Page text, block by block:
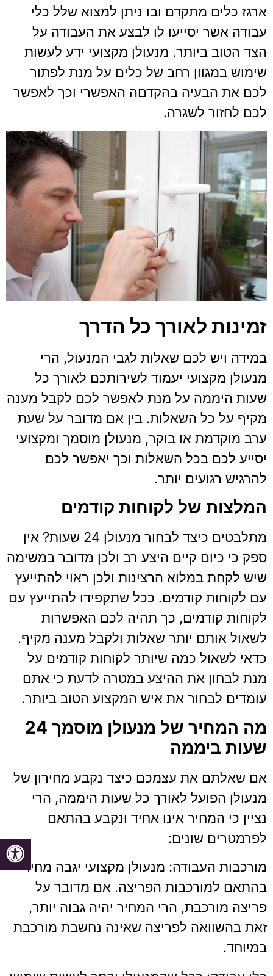
ארגז כלים מתקדם ובו ניתן למצוא שלל כלי
עבודה אשר יסייעו לו לבצע את העבודה על
הצד הטוב ביותר. מנעולן מקצועי ידע לעשות
שימוש במגוון רחב של כלים על מנת לפתור
לכם את הבעיה בהקדםה האפשרי וכך לאפשר
לכם לחזור לשגרה.
זמינות לאורך כל הדרך
במידה ויש לכם שאלות לגבי המנעול, הרי
מנעולן מקצועי יעמוד לשירותכם לאורך כל
שעות היממה על מנת לאפשר לכם לקבל מענה
מקיף על כל השאלות. בין אם מדובר על שעת
ערב מוקדמת או בוקר, מנעולן מוסמך ומקצועי
יסייע לכם בכל השאלות וכך יאפשר לכם
להרגיש רגועים יותר.
המלצות של לקוחות קודמים
מתלבטים כיצד לבחור מנעולן 24 שעות? אין
ספק כי כיום קיים היצע רב ולכן מדובר במשימה
שיש לקחת במלוא הרצינות ולכן ראוי להתייעץ
עם לקוחות קודמים. ככל שתקפידו להתייעץ עם
לקוחות קודמים, כך תהיה לכם האפשרות
לשאול אותם יותר שאלות ולקבל מענה מקיף.
כדאי לשאול כמה שיותר לקוחות קודמים על
מנת לבחון את ההיצע במטרה לדעת כי אתם
עומדים לבחור את איש המקצוע הטוב ביותר.
מה המחיר של מנעולן מוסמך 24
שעות ביממה
אם שאלתם את עצמכם כיצד נקבע מחירון של
מנעולן הפועל לאורך כל שעות היממה, הרי
נציין כי המחיר אינו אחיד ונקבע בהתאם
לפרמטרים שונים:
מורכבות העבודה: מנעולן מקצועי יגבה מחיר
בהתאם למורכבות הפריצה. אם מדובר על
פריצה מורכבת, הרי המחיר יהיה גבוה יותר,
זאת בהשוואה לפריצה שאינה נחשבת מורכבת
במיוחד.